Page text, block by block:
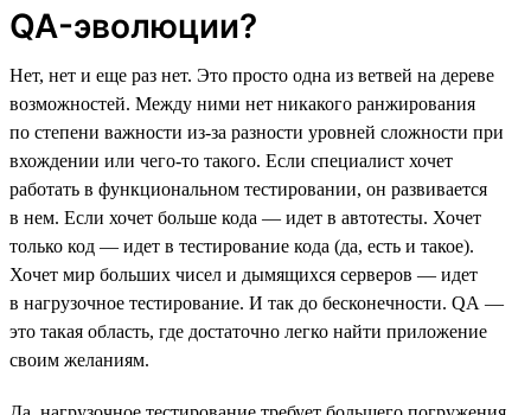
QA-эволюции?
Нет, нет и еще раз нет. Это просто одна из ветвей на дереве
возможностей. Между ними нет никакого ранжирования
по степени важности из-за разности уровней сложности при
вхождении или чего-то такого. Если специалист хочет
работать в функциональном тестировании, он развивается
в нем. Если хочет больше кода — идет в автотесты. Хочет
только код — идет в тестирование кода (да, есть и такое).
Хочет мир больших чисел и дымящихся серверов — идет
в нагрузочное тестирование. И так до бесконечности. QA —
это такая область, где достаточно легко найти приложение
своим желаниям.